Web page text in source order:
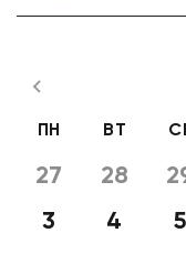
ПН ВТ
27 28
3
4 5